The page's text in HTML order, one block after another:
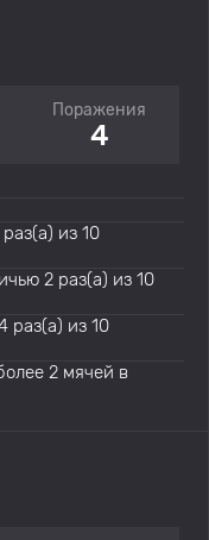
Поражения
4
из 10
2 раз(а) из 10
раз(а) из 10
2 мячей в